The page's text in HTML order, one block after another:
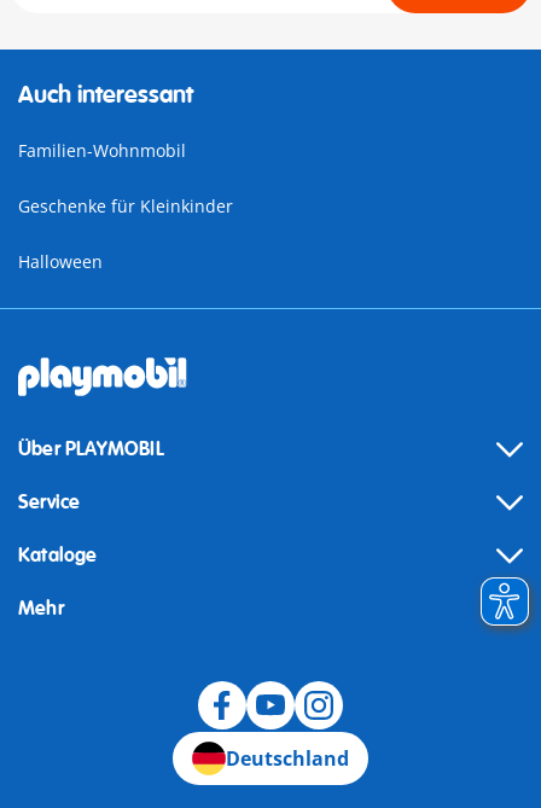
Auch interessant
Familien-Wohnmobil
Geschenke für Kleinkinder
Halloween
Über PLAYMOBIL
Service
Kataloge
Mehr
Deutschland